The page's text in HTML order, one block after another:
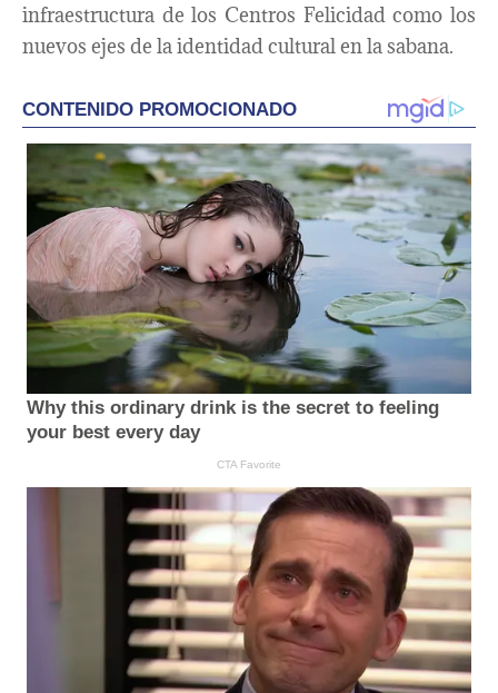
infraestructura de los Centros Felicidad como los
nuevos ejes de la identidad cultural en la sabana.